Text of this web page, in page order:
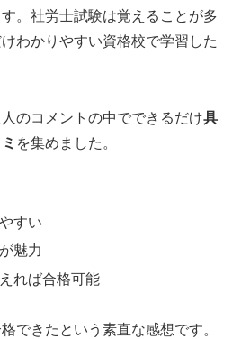
。社労士試験は覚えることが多
わかりやすい資格校で学習した
のコメントの中でできるだけ具
を集めました。
すい
魅力
れば合格可能
できたという素直な感想です。